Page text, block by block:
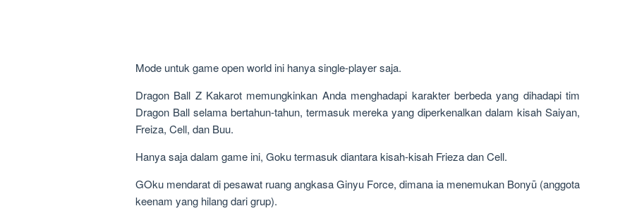
Mode untuk game open world ini hanya single-player saja.
Dragon Ball Z Kakarot memungkinkan Anda menghadapi karakter berbeda yang dihadapi tim
Dragon Ball selama bertahun-tahun, termasuk mereka yang diperkenalkan dalam kisah Saiyan,
Freiza, Cell, dan Buu.
Hanya saja dalam game ini, Goku termasuk diantara kisah-kisah Frieza dan Cell.
GOku mendarat di pesawat ruang angkasa Ginyu Force, dimana ia menemukan Bonyū (anggota
keenam yang hilang dari grup).